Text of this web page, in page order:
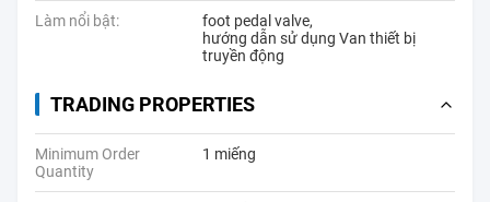
Làm nổi bật: foot pedal valve,
hướng dẫn sử dụng Van thiết bị
truyền động
TRADING PROPERTIES
Minimum Order
Quantity
1 miếng